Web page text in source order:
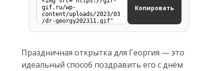
Копировать
Праздничная открытка для Георгия — это
идеальный способ поздравить его с днём